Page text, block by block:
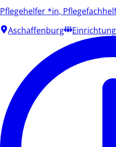
Pflegehelfer *in,
Aschaffenburg